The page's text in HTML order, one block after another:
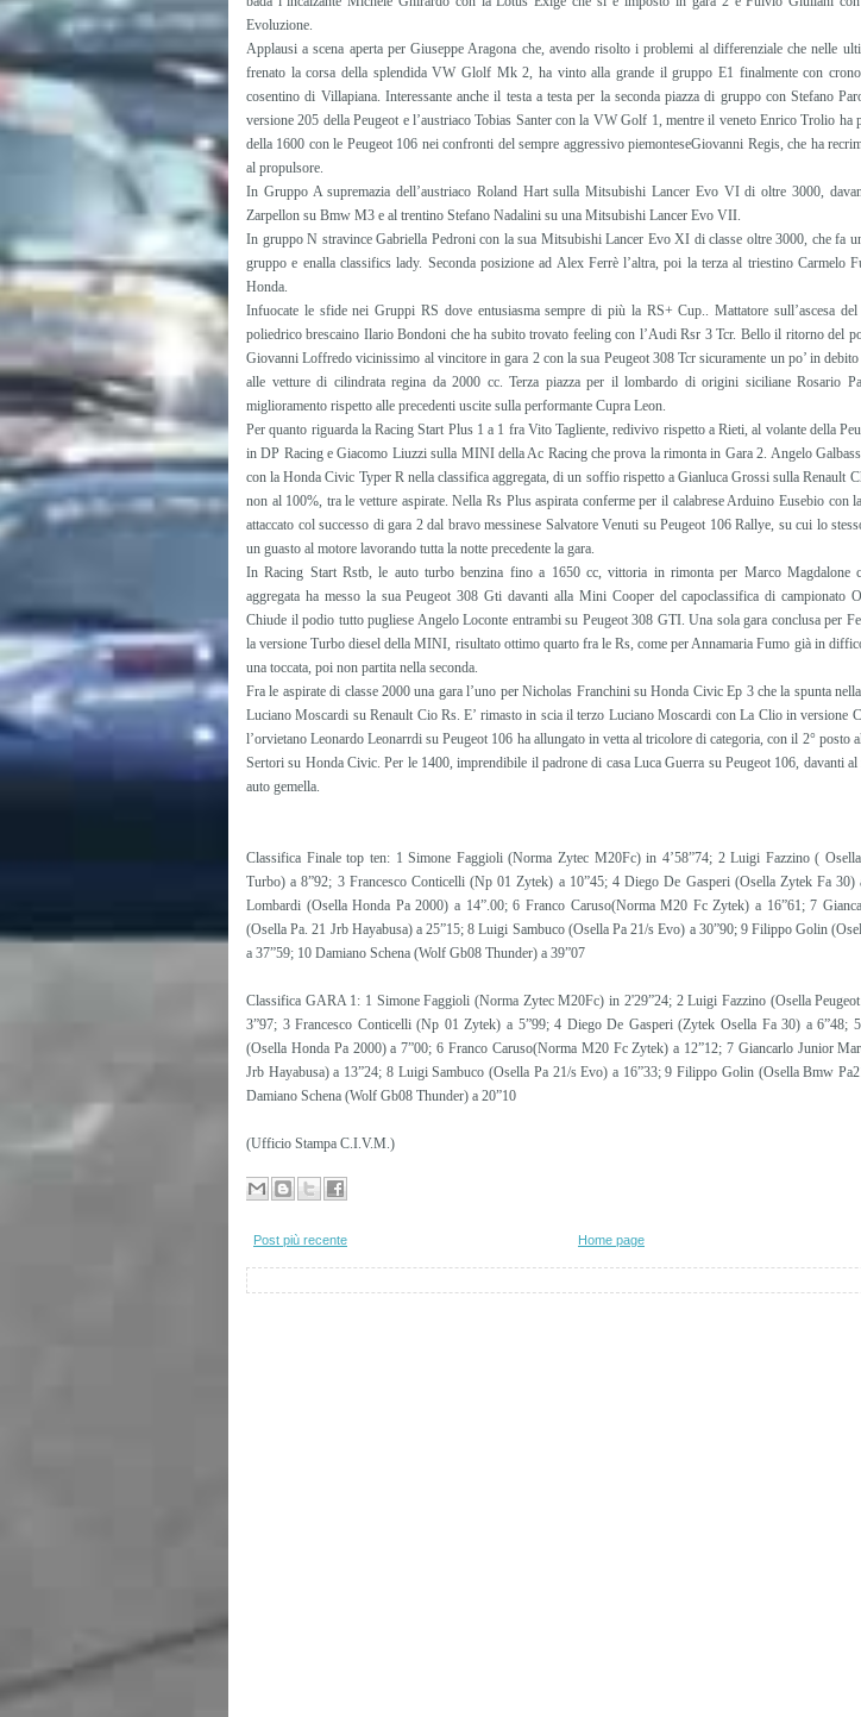
Evoluzione.
Applausi a scena aperta per Giuseppe Aragona che, avendo risolto i problemi al differenziale che nelle
frenato la corsa della splendida VW Glolf Mk 2, ha vinto alla grande il gruppo E1 finalmente con
cosentino di Villapiana. Interessante anche il testa a testa per la seconda piazza di gruppo con Stefano
versione 205 della Peugeot e l’austriaco Tobias Santer con la VW Golf 1, mentre il veneto Enrico Trolio ha
della 1600 con le Peugeot 106 nei confronti del sempre aggressivo piemonteseGiovanni Regis, che ha
al propulsore.
In Gruppo A supremazia dell’austriaco Roland Hart sulla Mitsubishi Lancer Evo VI di oltre 3000,
Zarpellon su Bmw M3 e al trentino Stefano Nadalini su una Mitsubishi Lancer Evo VII.
In gruppo N stravince Gabriella Pedroni con la sua Mitsubishi Lancer Evo XI di classe oltre 3000, che fa
gruppo e enalla classifics lady. Seconda posizione ad Alex Ferrè l’altra, poi la terza al triestino Carmelo
Honda.
Infuocate le sfide nei Gruppi RS dove entusiasma sempre di più la RS+ Cup.. Mattatore sull’ascesa
poliedrico brescaino Ilario Bondoni che ha subito trovato feeling con l’Audi Rsr 3 Tcr. Bello il ritorno del
Giovanni Loffredo vicinissimo al vincitore in gara 2 con la sua Peugeot 308 Tcr sicuramente un po’ in
alle vetture di cilindrata regina da 2000 cc. Terza piazza per il lombardo di origini siciliane Rosario
miglioramento rispetto alle precedenti uscite sulla performante Cupra Leon.
Per quanto riguarda la Racing Start Plus 1 a 1 fra Vito Tagliente, redivivo rispetto a Rieti, al volante della
in DP Racing e Giacomo Liuzzi sulla MINI della Ac Racing che prova la rimonta in Gara 2. Angelo
con la Honda Civic Typer R nella classifica aggregata, di un soffio rispetto a Gianluca Grossi sulla Renault
non al 100%, tra le vetture aspirate. Nella Rs Plus aspirata conferme per il calabrese Arduino Eusebio con
attaccato col successo di gara 2 dal bravo messinese Salvatore Venuti su Peugeot 106 Rallye, su cui lo
un guasto al motore lavorando tutta la notte precedente la gara.
In Racing Start Rstb, le auto turbo benzina fino a 1650 cc, vittoria in rimonta per Marco Magdalone
aggregata ha messo la sua Peugeot 308 Gti davanti alla Mini Cooper del capoclassifica di campionato
Chiude il podio tutto pugliese Angelo Loconte entrambi su Peugeot 308 GTI. Una sola gara conclusa per
la versione Turbo diesel della MINI, risultato ottimo quarto fra le Rs, come per Annamaria Fumo già in
una toccata, poi non partita nella seconda.
Fra le aspirate di classe 2000 una gara l’uno per Nicholas Franchini su Honda Civic Ep 3 che la spunta
Luciano Moscardi su Renault Cio Rs. E’ rimasto in scia il terzo Luciano Moscardi con La Clio in versione
l’orvietano Leonardo Leonarrdi su Peugeot 106 ha allungato in vetta al tricolore di categoria, con il 2° posto
Sertori su Honda Civic. Per le 1400, imprendibile il padrone di casa Luca Guerra su Peugeot 106, davanti
auto gemella.
Classifica Finale top ten: 1 Simone Faggioli (Norma Zytec M20Fc) in 4’58”74; 2 Luigi Fazzino (
Turbo) a 8”92; 3 Francesco Conticelli (Np 01 Zytek) a 10”45; 4 Diego De Gasperi (Osella Zytek Fa 30)
Lombardi (Osella Honda Pa 2000) a 14”.00; 6 Franco Caruso(Norma M20 Fc Zytek) a 16”61; 7
(Osella Pa. 21 Jrb Hayabusa) a 25”15; 8 Luigi Sambuco (Osella Pa 21/s Evo) a 30”90; 9 Filippo Golin
a 37”59; 10 Damiano Schena (Wolf Gb08 Thunder) a 39”07
Classifica GARA 1: 1 Simone Faggioli (Norma Zytec M20Fc) in 2'29”24; 2 Luigi Fazzino (Osella
3”97; 3 Francesco Conticelli (Np 01 Zytek) a 5”99; 4 Diego De Gasperi (Zytek Osella Fa 30) a 6”48;
(Osella Honda Pa 2000) a 7”00; 6 Franco Caruso(Norma M20 Fc Zytek) a 12”12; 7 Giancarlo Junior
Jrb Hayabusa) a 13”24; 8 Luigi Sambuco (Osella Pa 21/s Evo) a 16”33; 9 Filippo Golin (Osella Bmw
Damiano Schena (Wolf Gb08 Thunder) a 20”10
(Ufficio Stampa C.I.V.M.)
Post più recente Home page